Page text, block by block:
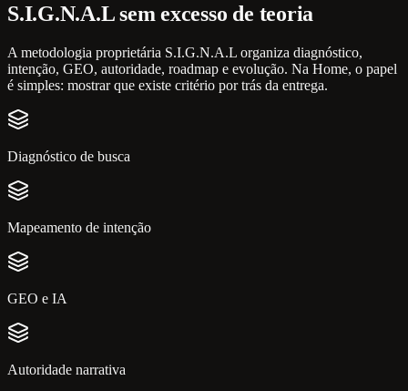
S.I.G.N.A.L sem excesso de teoria
A metodologia proprietária S.I.G.N.A.L organiza diagnóstico,
intenção, GEO, autoridade, roadmap e evolução. Na Home, o papel
é simples: mostrar que existe critério por trás da entrega.
Diagnóstico de busca
Mapeamento de intenção
GEO e IA
Autoridade narrativa